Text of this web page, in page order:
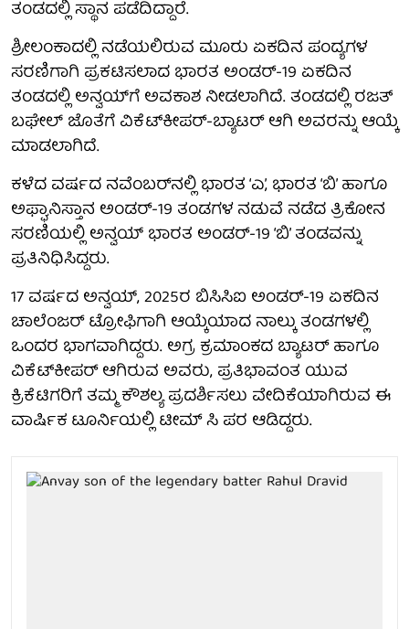
ತಂಡದಲ್ಲಿ ಸ್ಥಾನ ಪಡೆದಿದ್ದಾರೆ.
ಶ್ರೀಲಂಕಾದಲ್ಲಿ ನಡೆಯಲಿರುವ ಮೂರು ಏಕದಿನ ಪಂದ್ಯಗಳ
ಸರಣಿಗಾಗಿ ಪ್ರಕಟಿಸಲಾದ ಭಾರತ ಅಂಡರ್-19 ಏಕದಿನ
ತಂಡದಲ್ಲಿ ಅನ್ವಯ್‌ಗೆ ಅವಕಾಶ ನೀಡಲಾಗಿದೆ. ತಂಡದಲ್ಲಿ ರಜತ್
ಬಘೇಲ್ ಜೊತೆಗೆ ವಿಕೆಟ್‌ಕೀಪರ್-ಬ್ಯಾಟರ್ ಆಗಿ ಅವರನ್ನು ಆಯ್ಕೆ
ಮಾಡಲಾಗಿದೆ.
ಕಳೆದ ವರ್ಷದ ನವೆಂಬರ್‌ನಲ್ಲಿ ಭಾರತ ‘ಎ’, ಭಾರತ ‘ಬಿ’ ಹಾಗೂ
ಅಫ್ಘಾನಿಸ್ತಾನ ಅಂಡರ್-19 ತಂಡಗಳ ನಡುವೆ ನಡೆದ ತ್ರಿಕೋನ
ಸರಣಿಯಲ್ಲಿ ಅನ್ವಯ್ ಭಾರತ ಅಂಡರ್-19 ‘ಬಿ’ ತಂಡವನ್ನು
ಪ್ರತಿನಿಧಿಸಿದ್ದರು.
17 ವರ್ಷದ ಅನ್ವಯ್, 2025ರ ಬಿಸಿಸಿಐ ಅಂಡರ್-19 ಏಕದಿನ
ಚಾಲೆಂಜರ್ ಟ್ರೋಫಿಗಾಗಿ ಆಯ್ಕೆಯಾದ ನಾಲ್ಕು ತಂಡಗಳಲ್ಲಿ
ಒಂದರ ಭಾಗವಾಗಿದ್ದರು. ಅಗ್ರ ಕ್ರಮಾಂಕದ ಬ್ಯಾಟರ್ ಹಾಗೂ
ವಿಕೆಟ್‌ಕೀಪರ್ ಆಗಿರುವ ಅವರು, ಪ್ರತಿಭಾವಂತ ಯುವ
ಕ್ರಿಕೆಟಿಗರಿಗೆ ತಮ್ಮ ಕೌಶಲ್ಯ ಪ್ರದರ್ಶಿಸಲು ವೇದಿಕೆಯಾಗಿರುವ ಈ
ವಾರ್ಷಿಕ ಟೂರ್ನಿಯಲ್ಲಿ ಟೀಮ್ ಸಿ ಪರ ಆಡಿದ್ದರು.